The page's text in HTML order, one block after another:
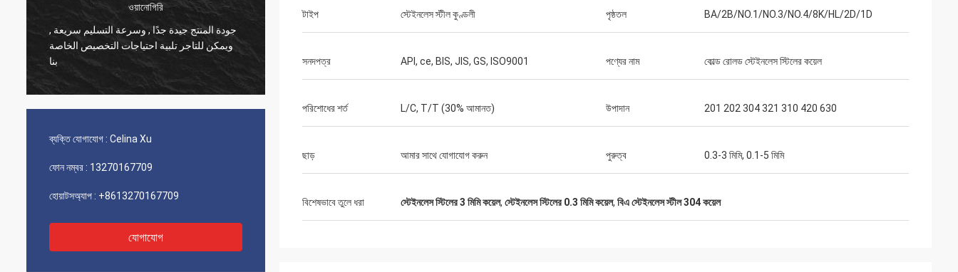
ওয়ানোগিরি
جودة المنتج جيدة جدًا , وسرعة التسليم سريعة ,
ويمكن للتاجر تلبية احتياجات التخصيص الخاصة
بنا
jeetsohil
ব্যক্তি যোগাযোগ : Celina Xu
ফোন নম্বর : 13270167709
হোয়াটসঅ্যাপ : +8613270167709
যোগাযোগ
টাইপ স্টেইনলেস স্টীল কুণ্ডলী পৃষ্ঠতল BA/2B/NO.1/NO.3/NO.4/8K/HL/2D/1D
সনদপত্র API, ce, BIS, JIS, GS, ISO9001 পণ্যের নাম কোল্ড রোলড স্টেইনলেস স্টিলের কয়েল
পরিশোধের শর্ত L/C, T/T (30% আমানত) উপাদান 201 202 304 321 310 420 630
ছাড় আমার সাথে যোগাযোগ করুন পুরুত্ব 0.3-3 মিমি, 0.1-5 মিমি
বিশেষভাবে তুলে ধরা স্টেইনলেস স্টিলের 3 মিমি কয়েল, স্টেইনলেস স্টিলের 0.3 মিমি কয়েল, বিএ স্টেইনলেস স্টীল 304 কয়েল